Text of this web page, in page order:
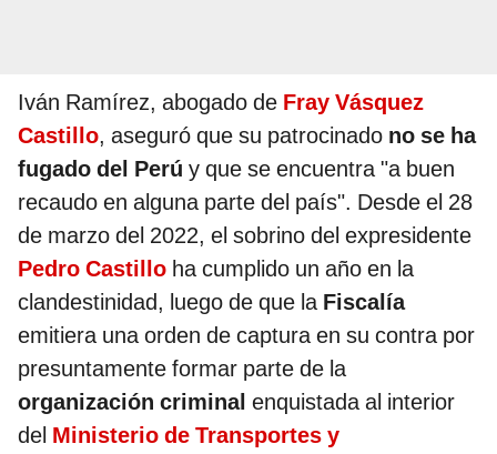
Iván Ramírez, abogado de Fray Vásquez
Castillo, aseguró que su patrocinado no se ha
fugado del Perú y que se encuentra "a buen
recaudo en alguna parte del país". Desde el 28
de marzo del 2022, el sobrino del expresidente
Pedro Castillo ha cumplido un año en la
clandestinidad, luego de que la Fiscalía
emitiera una orden de captura en su contra por
presuntamente formar parte de la
organización criminal enquistada al interior
del Ministerio de Transportes y